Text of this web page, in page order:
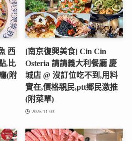
西
,比
(附
[南京復興美食] Cin Cin
Osteria 請請義大利餐廳 慶
城店 @ 沒訂位吃不到,用料
實在,價格親民,ptt鄉民激推
(附菜單)
2025-11-03